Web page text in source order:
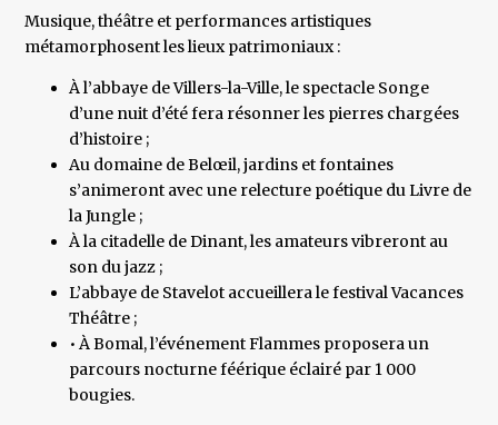
Musique, théâtre et performances artistiques
métamorphosent les lieux patrimoniaux :
À l’abbaye de Villers-la-Ville, le spectacle Songe
d’une nuit d’été fera résonner les pierres chargées
d’histoire ;
Au domaine de Belœil, jardins et fontaines
s’animeront avec une relecture poétique du Livre de
la Jungle ;
À la citadelle de Dinant, les amateurs vibreront au
son du jazz ;
L’abbaye de Stavelot accueillera le festival Vacances
Théâtre ;
• À Bomal, l’événement Flammes proposera un
parcours nocturne féérique éclairé par 1 000
bougies.